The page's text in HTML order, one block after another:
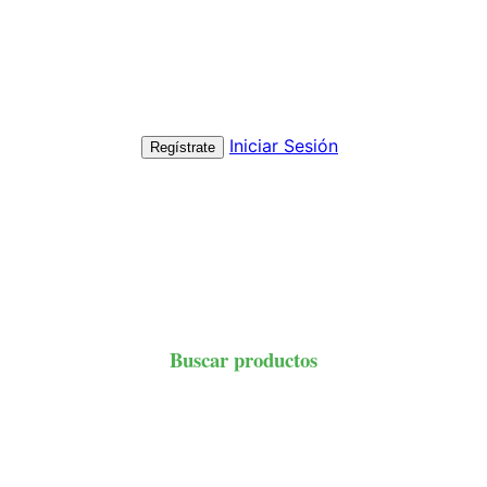
Regístrate Iniciar Sesión
Buscar productos